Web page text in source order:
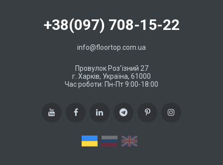
+38(097) 708-15-22
info@floortop.com.ua
Провулок Роз'їзний 27
г. Харків, Україна, 61000
Час роботи: Пн-Пт 9:00-18:00
UA
RU